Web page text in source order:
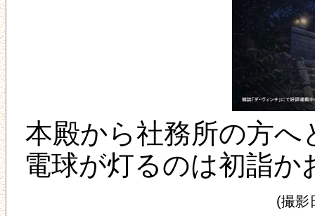
本殿から社務所の方
電球が灯るのは初詣
(撮影